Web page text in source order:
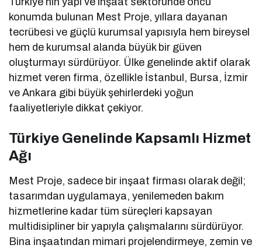
konumda bulunan Mest Proje, yıllara dayanan
tecrübesi ve güçlü kurumsal yapısıyla hem bireysel
hem de kurumsal alanda büyük bir güven
oluşturmayı sürdürüyor. Ülke genelinde aktif olarak
hizmet veren firma, özellikle İstanbul, Bursa, İzmir
ve Ankara gibi büyük şehirlerdeki yoğun
faaliyetleriyle dikkat çekiyor.
Türkiye Genelinde Kapsamlı Hizmet
Ağı
Mest Proje, sadece bir inşaat firması olarak değil;
tasarımdan uygulamaya, yenilemeden bakım
hizmetlerine kadar tüm süreçleri kapsayan
multidisipliner bir yapıyla çalışmalarını sürdürüyor.
Bina inşaatından mimari projelendirmeye, zemin ve